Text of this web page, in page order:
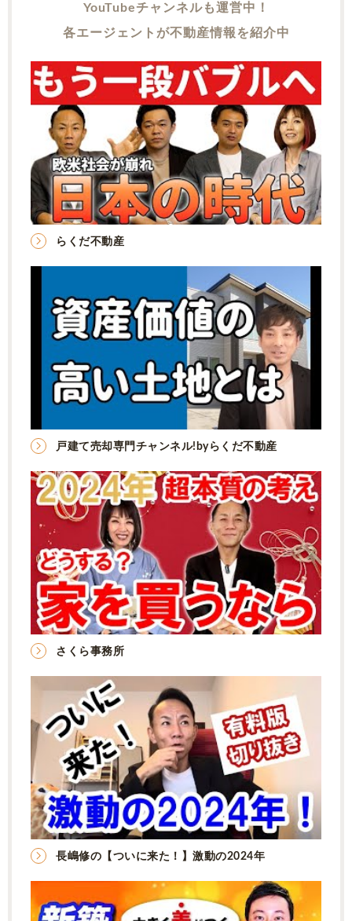
YouTubeチャンネルも運営中！
各エージェントが不動産情報を紹介中
らくだ不動産
戸建て売却専門チャンネル!byらくだ不動産
さくら事務所
長嶋修の【ついに来た！】激動の2024年